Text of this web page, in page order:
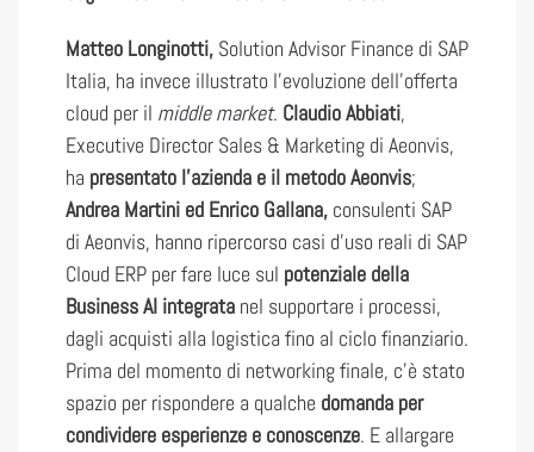
Matteo Longinotti, Solution Advisor Finance di SAP
Italia, ha invece illustrato l’evoluzione dell’offerta
cloud per il middle market. Claudio Abbiati,
Executive Director Sales & Marketing di Aeonvis,
ha presentato l’azienda e il metodo Aeonvis;
Andrea Martini ed Enrico Gallana, consulenti SAP
di Aeonvis, hanno ripercorso casi d’uso reali di SAP
Cloud ERP per fare luce sul potenziale della
Business AI integrata nel supportare i processi,
dagli acquisti alla logistica fino al ciclo finanziario.
Prima del momento di networking finale, c’è stato
spazio per rispondere a qualche domanda per
condividere esperienze e conoscenze. E allargare